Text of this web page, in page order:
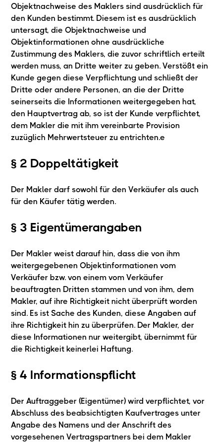
Objektnachweise des Maklers sind ausdrücklich für
den Kunden bestimmt. Diesem ist es ausdrücklich
untersagt, die Objektnachweise und
Objektinformationen ohne ausdrückliche
Zustimmung des Maklers, die zuvor schriftlich erteilt
werden muss, an Dritte weiter zu geben. Verstößt ein
Kunde gegen diese Verpflichtung und schließt der
Dritte oder andere Personen, an die der Dritte
seinerseits die Informationen weitergegeben hat,
den Hauptvertrag ab, so ist der Kunde verpflichtet,
dem Makler die mit ihm vereinbarte Provision
zuzüglich Mehrwertsteuer zu entrichten.e
§ 2 Doppeltätigkeit
Der Makler darf sowohl für den Verkäufer als auch
für den Käufer tätig werden.
§ 3 Eigentümerangaben
Der Makler weist darauf hin, dass die von ihm
weitergegebenen Objektinformationen vom
Verkäufer bzw. von einem vom Verkäufer
beauftragten Dritten stammen und von ihm, dem
Makler, auf ihre Richtigkeit nicht überprüft worden
sind. Es ist Sache des Kunden, diese Angaben auf
ihre Richtigkeit hin zu überprüfen. Der Makler, der
diese Informationen nur weitergibt, übernimmt für
die Richtigkeit keinerlei Haftung.
§ 4 Informationspflicht
Der Auftraggeber (Eigentümer) wird verpflichtet, vor
Abschluss des beabsichtigten Kaufvertrages unter
Angabe des Namens und der Anschrift des
vorgesehenen Vertragspartners bei dem Makler